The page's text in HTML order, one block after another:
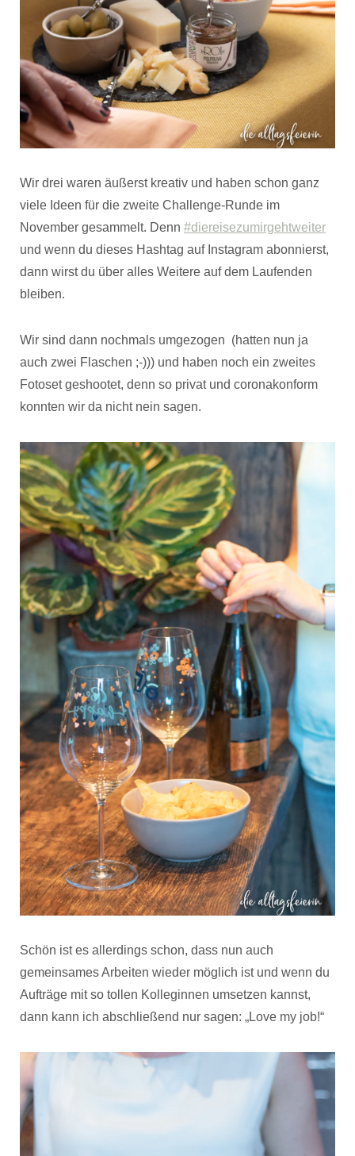
Wir drei waren äußerst kreativ und haben schon ganz
viele Ideen für die zweite Challenge-Runde im
November gesammelt. Denn #diereisezumirgehtweiter
und wenn du dieses Hashtag auf Instagram abonnierst,
dann wirst du über alles Weitere auf dem Laufenden
bleiben.
Wir sind dann nochmals umgezogen (hatten nun ja
auch zwei Flaschen ;-))) und haben noch ein zweites
Fotoset geshootet, denn so privat und coronakonform
konnten wir da nicht nein sagen.
Schön ist es allerdings schon, dass nun auch
gemeinsames Arbeiten wieder möglich ist und wenn du
Aufträge mit so tollen Kolleginnen umsetzen kannst,
dann kann ich abschließend nur sagen: „Love my job!“